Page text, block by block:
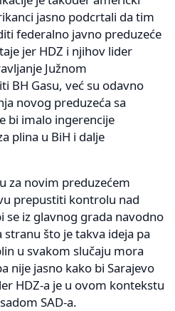
jasno podcrtali da tim
federalno javno preduzeće
jer HDZ i njihov lider
Južnom
BH Gasu, već su odavno
novog preduzeća sa
bi imalo ingerencije
plina u BiH i dalje
za novim preduzećem
prepustiti kontrolu nad
se iz glavnog grada navodno
što je takva ideja pa
u svakom slučaju mora
nije jasno kako bi Sarajevo
HDZ-a je u ovom kontekstu
SAD-a.